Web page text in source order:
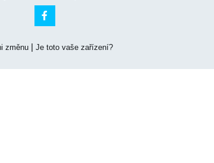

změnu| Je toto vaše zařízení?